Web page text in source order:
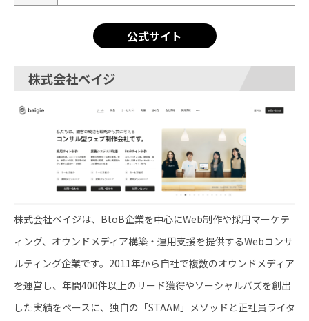
公式サイト
株式会社ベイジ
株式会社ベイジは、BtoB企業を中心にWeb制作や採用マーケテ
ィング、オウンドメディア構築・運用支援を提供するWebコンサ
ルティング企業です。2011年から自社で複数のオウンドメディア
を運営し、年間400件以上のリード獲得やソーシャルバズを創出
した実績をベースに、独自の「STAAM」メソッドと正社員ライタ